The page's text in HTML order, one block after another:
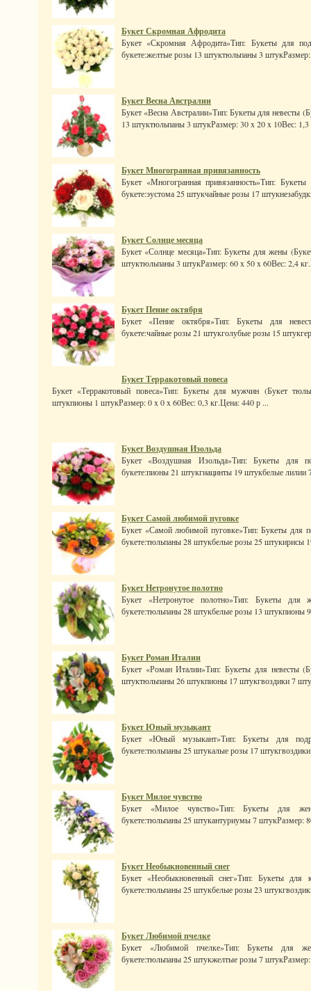
Букет Скромная Афродита
Букет «Скромная Афродита»Тип: Букеты для
букете:желтые розы 13 штуктюльпаны 3
Букет Весна Австралии
Букет «Весна Австралии»Тип: Букеты для невесты
13 штуктюльпаны 3 штукРазмер: 30 x 20 x 10Вес:
Букет Многогранная привязанность
Букет «Многогранная привязанность»Тип:
букете:эустома 25 штукчайные розы 17
Букет Солнце месяца
Букет «Солнце месяца»Тип: Букеты для жены
штуктюльпаны 3 штукРазмер: 60 x 50 x 60Вес: 2,4
Букет Пение октября
Букет «Пение октября»Тип: Букеты для
букете:чайные розы 21 штукголубые розы 15
Букет Терракотовый повеса
Букет «Терракотовый повеса»Тип: Букеты для мужчин (Букет
штукпионы 1 штукРазмер: 0 x 0 x 60Вес: 0,3 кг.Цена: 440 р ...
Букет Воздушная Изольда
Букет «Воздушная Изольда»Тип: Букеты для
букете:пионы 21 штукгиацинты 19 штукбелые
Букет Самой любимой пуговке
Букет «Самой любимой пуговке»Тип: Букеты для
букете:тюльпаны 28 штукбелые розы 25 штукирисы
Букет Нетронутое полотно
Букет «Нетронутое полотно»Тип: Букеты для
букете:тюльпаны 28 штукбелые розы 13 штукпионы
Букет Роман Италии
Букет «Роман Италии»Тип: Букеты для невесты
штуктюльпаны 26 штукпионы 17 штукгвоздики 7
Букет Юный музыкант
Букет «Юный музыкант»Тип: Букеты для
букете:тюльпаны 25 штукалые розы 17
Букет Милое чувство
Букет «Милое чувство»Тип: Букеты для
букете:тюльпаны 25 штукантуриумы 7 штукРазмер:
Букет Необыкновенный снег
Букет «Необыкновенный снег»Тип: Букеты для
букете:тюльпаны 25 штукбелые розы 23
Букет Любимой пчелке
Букет «Любимой пчелке»Тип: Букеты для
букете:тюльпаны 25 штукжелтые розы 7